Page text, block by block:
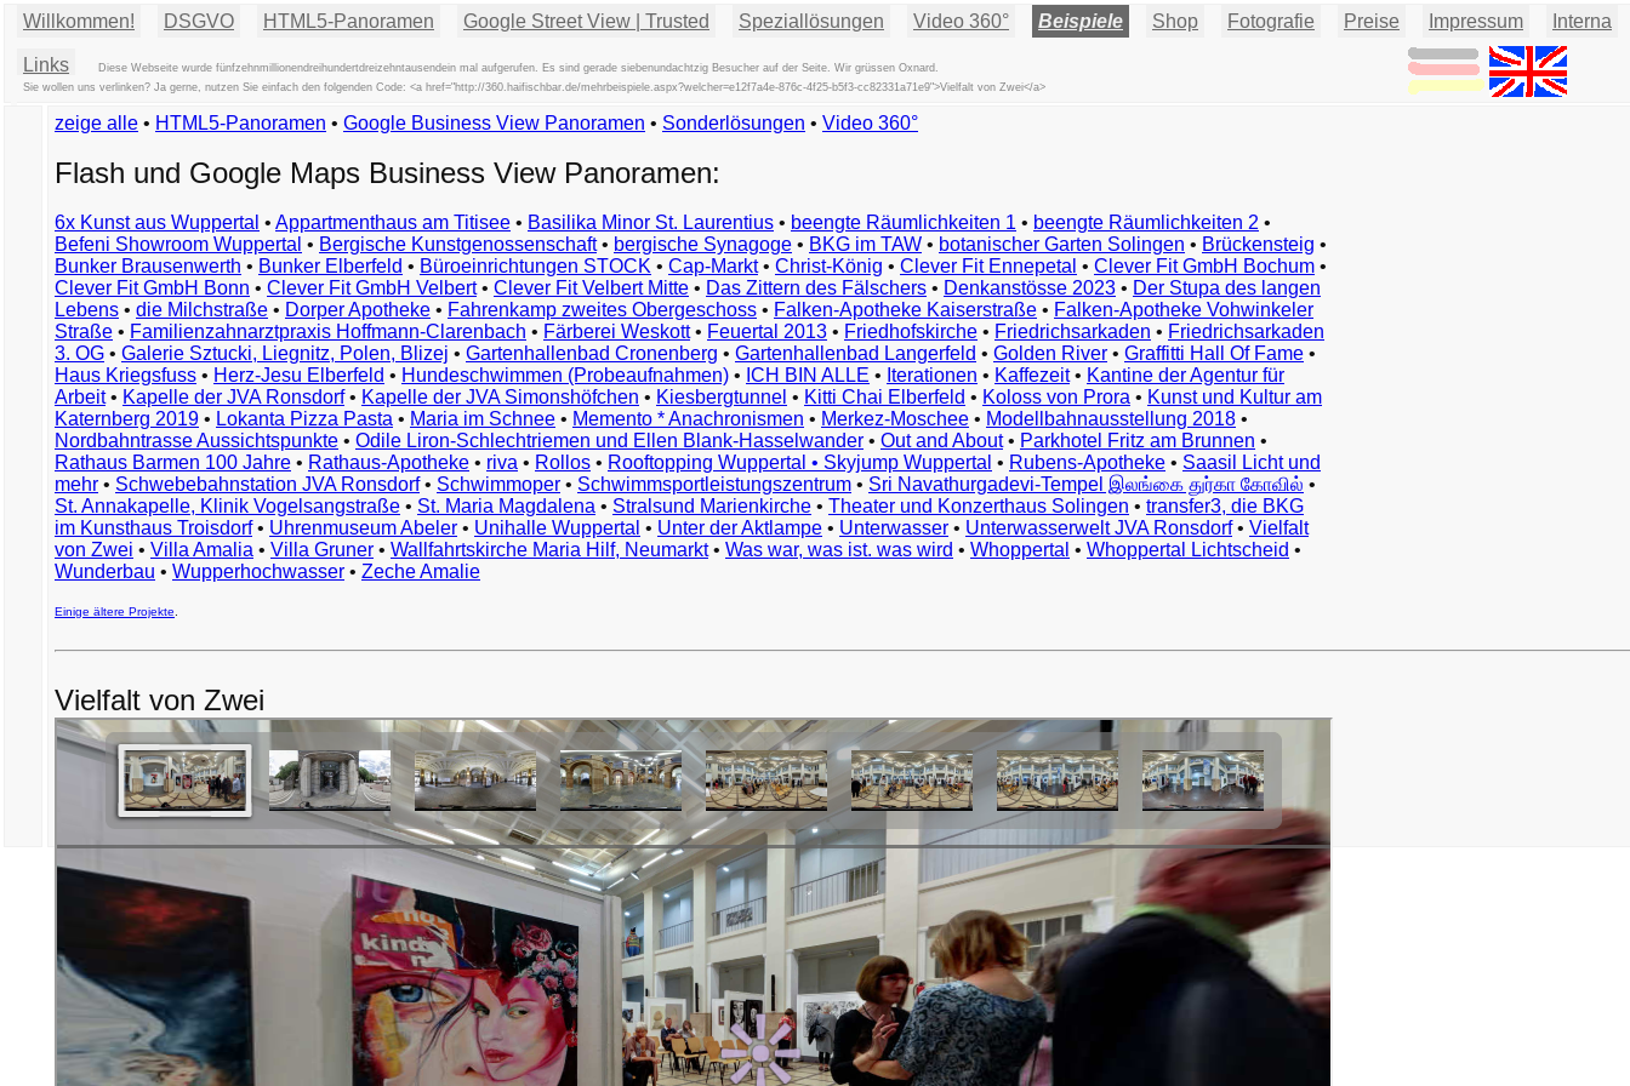
Willkommen! DSGVO HTML5-Panoramen Google Street View | Trusted Speziallösungen Video 360° Beispiele Shop Fotografie Preise Impressum Interna
Links
Diese Webseite wurde fünfzehnmillionendreihundertdreizehntausendein mal aufgerufen. Es sind gerade siebenundachtzig Besucher auf der Seite. Wir grüssen Oxnard.
Sie wollen uns verlinken? Ja gerne, nutzen Sie einfach den folgenden Code: <a href="http://360.haifischbar.de/mehrbeispiele.aspx?welcher=e12f7a4e-876c-4f25-b5f3-cc82331a71e9">Vielfalt von Zwei</a>
Beispiele
Exemples
Vorbeelden
Przykłady
Ejemplos
Örnekler
Παραδείγματα
Примеры
示
例
例
예
zeige alle • HTML5-Panoramen • Google Business View Panoramen • Sonderlösungen • Video 360°
Flash und Google Maps Business View Panoramen:
6x Kunst aus Wuppertal • Appartmenthaus am Titisee • Basilika Minor St. Laurentius • beengte Räumlichkeiten 1 • beengte Räumlichkeiten 2 •
Befeni Showroom Wuppertal • Bergische Kunstgenossenschaft• bergische Synagoge • BKG im TAW • botanischer Garten Solingen • Brückensteig •
Bunker Brausenwerth • Bunker Elberfeld • Büroeinrichtungen STOCK • Cap-Markt• Christ-König • Clever Fit Ennepetal • Clever Fit GmbH Bochum •
Clever Fit GmbH Bonn • Clever Fit GmbH Velbert• Clever Fit Velbert Mitte • Das Zittern des Fälschers • Denkanstösse 2023 • Der Stupa des langen
Lebens • die Milchstraße • Dorper Apotheke • Fahrenkamp zweites Obergeschoss • Falken-Apotheke Kaiserstraße • Falken-Apotheke Vohwinkeler
Straße • Familienzahnarztpraxis Hoffmann-Clarenbach • Färberei Weskott• Feuertal 2013 • Friedhofskirche • Friedrichsarkaden • Friedrichsarkaden
3. OG • Galerie Sztucki, Liegnitz, Polen, Blizej • Gartenhallenbad Cronenberg • Gartenhallenbad Langerfeld • Golden River • Graffitti Hall Of Fame •
Haus Kriegsfuss • Herz-Jesu Elberfeld • Hundeschwimmen (Probeaufnahmen) • ICH BIN ALLE • Iterationen • Kaffezeit• Kantine der Agentur für
Arbeit• Kapelle der JVA Ronsdorf• Kapelle der JVA Simonshöfchen • Kiesbergtunnel • Kitti Chai Elberfeld • Koloss von Prora • Kunst und Kultur am
Katernberg 2019 • Lokanta Pizza Pasta • Maria im Schnee • Memento * Anachronismen • Merkez-Moschee • Modellbahnausstellung 2018 •
Nordbahntrasse Aussichtspunkte • Odile Liron-Schlechtriemen und Ellen Blank-Hasselwander • Out and About• Parkhotel Fritz am Brunnen •
Rathaus Barmen 100 Jahre • Rathaus-Apotheke • riva • Rollos • Rooftopping Wuppertal • Skyjump Wuppertal • Rubens-Apotheke • Saasil Licht und
mehr • Schwebebahnstation JVA Ronsdorf• Schwimmoper • Schwimmsportleistungszentrum • Sri Navathurgadevi-Tempel இலங்கை துர்கா கோவில் •
St. Annakapelle, Klinik Vogelsangstraße • St. Maria Magdalena • Stralsund Marienkirche • Theater und Konzerthaus Solingen • transfer3, die BKG
im Kunsthaus Troisdorf• Uhrenmuseum Abeler • Unihalle Wuppertal • Unter der Aktlampe • Unterwasser • Unterwasserwelt JVA Ronsdorf• Vielfalt
von Zwei • Villa Amalia • Villa Gruner • Wallfahrtskirche Maria Hilf, Neumarkt• Was war, was ist. was wird • Whoppertal • Whoppertal Lichtscheid •
Wunderbau • Wupperhochwasser • Zeche Amalie
Einige ältere Projekte
Vielfalt von Zwei